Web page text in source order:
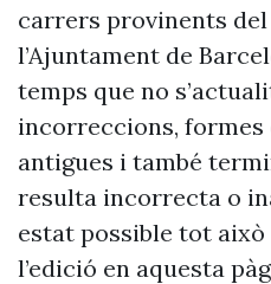
carrers provinents
l’Ajuntament de
temps que no
incorreccions,
antigues i també
resulta incorrecta o
estat possible tot això
l’edició en aquesta